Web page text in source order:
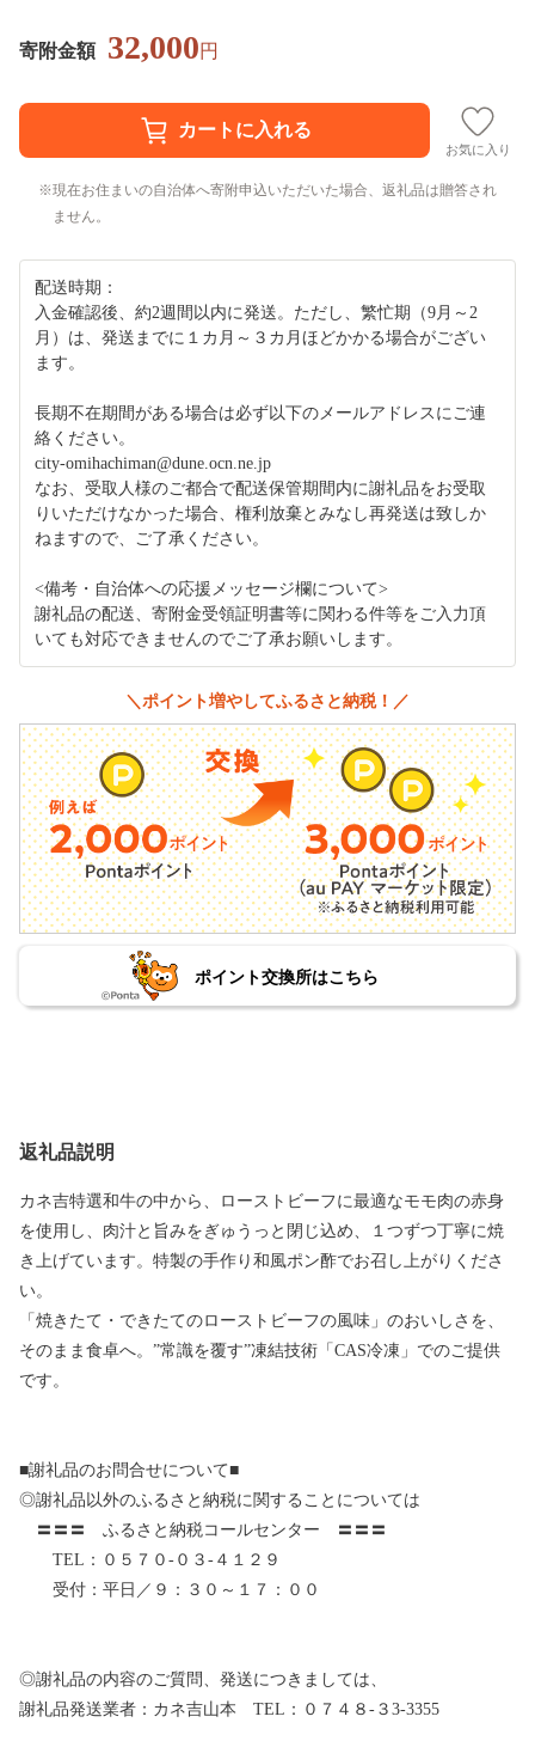
寄附金額 32,000円
お気に入り
現在お住まいの自治体へ寄附申込いただいた場合、返礼品は贈答され
ません。
配送時期：
入金確認後、約2週間以内に発送。ただし、繁忙期（9月～2
月）は、発送までに１カ月～３カ月ほどかかる場合がござい
ます。
長期不在期間がある場合は必ず以下のメールアドレスにご連
絡ください。
city-omihachiman@dune.ocn.ne.jp
なお、受取人様のご都合で配送保管期間内に謝礼品をお受取
りいただけなかった場合、権利放棄とみなし再発送は致しか
ねますので、ご了承ください。
<備考・自治体への応援メッセージ欄について>
謝礼品の配送、寄附金受領証明書等に関わる件等をご入力頂
いても対応できませんのでご了承お願いします。
＼ポイント増やしてふるさと納税！／
ポイント交換所はこちら
返礼品説明
カネ吉特選和牛の中から、ローストビーフに最適なモモ肉の赤身
を使用し、肉汁と旨みをぎゅうっと閉じ込め、１つずつ丁寧に焼
き上げています。特製の手作り和風ポン酢でお召し上がりくださ
い。
「焼きたて・できたてのローストビーフの風味」のおいしさを、
そのまま食卓へ。”常識を覆す”凍結技術「CAS冷凍」でのご提供
です。
■謝礼品のお問合せについて■
◎謝礼品以外のふるさと納税に関することについては
〓〓〓 ふるさと納税コールセンター 〓〓〓
TEL：０５７０-０３-４１２９
受付：平日／９：３０～１７：００
◎謝礼品の内容のご質問、発送につきましては、
謝礼品発送業者：カネ吉山本 TEL：０７４８-３3-3355